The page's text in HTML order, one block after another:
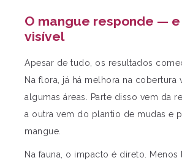
O mangue responde — e
visível
Apesar de tudo, os resultados
Na flora, já há melhora na cobertura
algumas áreas. Parte disso vem da
a outra vem do plantio de mudas e
mangue.
Na fauna, o impacto é direto. Menos